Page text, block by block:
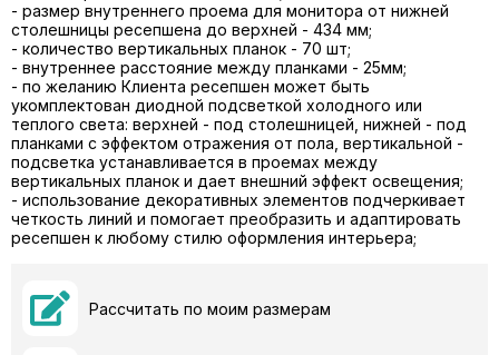
- размер внутреннего проема для монитора от нижней
столешницы ресепшена до верхней - 434 мм;
- количество вертикальных планок - 70 шт;
- внутреннее расстояние между планками - 25мм;
- по желанию Клиента ресепшен может быть
укомплектован диодной подсветкой холодного или
теплого света: верхней - под столешницей, нижней - под
планками с эффектом отражения от пола, вертикальной -
подсветка устанавливается в проемах между
вертикальных планок и дает внешний эффект освещения;
- использование декоративных элементов подчеркивает
четкость линий и помогает преобразить и адаптировать
ресепшен к любому стилю оформления интерьера;
Рассчитать по моим размерам